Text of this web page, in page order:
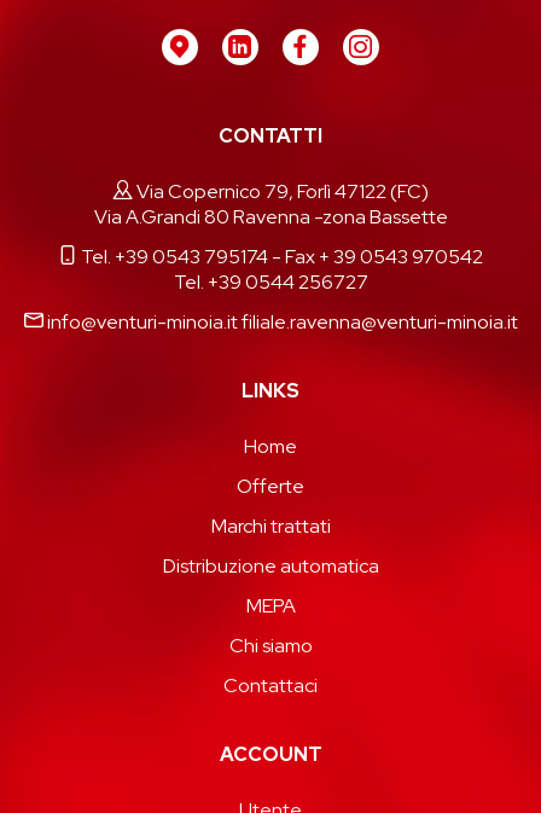
CONTATTI
Via Copernico 79, Forlì 47122 (FC)
Via A.Grandi 80 Ravenna -zona Bassette
Tel. +39 0543 795174- Fax + 39 0543 970542
Tel. +39 0544 256727
info@venturi-minoia.itfiliale.ravenna@venturi-minoia.it
LINKS
Home
Offerte
Marchi trattati
Distribuzione automatica
MEPA
Chi siamo
Contattaci
ACCOUNT